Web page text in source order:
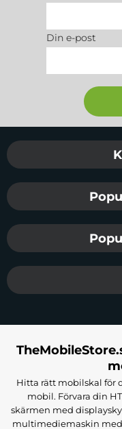
Din e-post
Sidfot
Hitta rätt mobilskal för
mobil. Förvara din
skärmen med
multimediemaskin